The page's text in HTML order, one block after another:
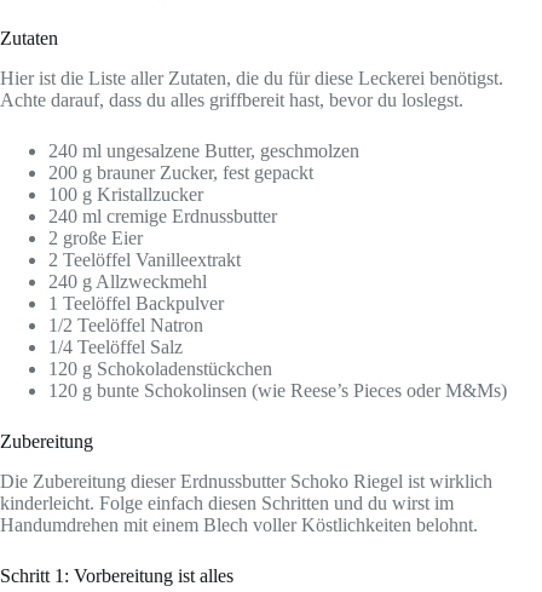
Zutaten
Hier ist die Liste aller Zutaten, die du für diese Leckerei benötigst.
Achte darauf, dass du alles griffbereit hast, bevor du loslegst.
240 ml ungesalzene Butter, geschmolzen
200 g brauner Zucker, fest gepackt
100 g Kristallzucker
240 ml cremige Erdnussbutter
2 große Eier
2 Teelöffel Vanilleextrakt
240 g Allzweckmehl
1 Teelöffel Backpulver
1/2 Teelöffel Natron
1/4 Teelöffel Salz
120 g Schokoladenstückchen
120 g bunte Schokolinsen (wie Reese’s Pieces oder M&Ms)
Zubereitung
Die Zubereitung dieser Erdnussbutter Schoko Riegel ist wirklich
kinderleicht. Folge einfach diesen Schritten und du wirst im
Handumdrehen mit einem Blech voller Köstlichkeiten belohnt.
Schritt 1: Vorbereitung ist alles